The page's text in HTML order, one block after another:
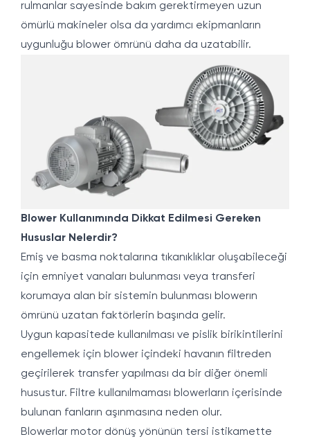
rulmanlar sayesinde bakım gerektirmeyen uzun
ömürlü makineler olsa da yardımcı ekipmanların
uygunluğu blower ömrünü daha da uzatabilir.
Blower Kullanımında Dikkat Edilmesi Gereken
Hususlar Nelerdir?
Emiş ve basma noktalarına tıkanıklıklar oluşabileceği
için emniyet vanaları bulunması veya transferi
korumaya alan bir sistemin bulunması blowerın
ömrünü uzatan faktörlerin başında gelir.
Uygun kapasitede kullanılması ve pislik birikintilerini
engellemek için blower içindeki havanın filtreden
geçirilerek transfer yapılması da bir diğer önemli
husustur. Filtre kullanılmaması blowerların içerisinde
bulunan fanların aşınmasına neden olur.
Blowerlar motor dönüş yönünün tersi istikamette